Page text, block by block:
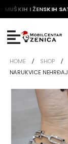
MUŠKIH I ŽENSKIH
HOME SHOP
NARUKVICE